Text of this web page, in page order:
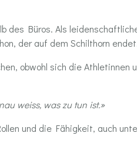
des Büros. Als
der auf dem Schilthorn
obwohl sich die Athletinnen
weiss, was zu tun ist.»
und die Fähigkeit, auch